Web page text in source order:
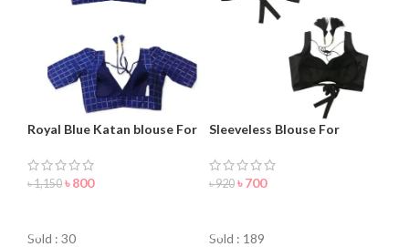
Royal Blue Katan blouse For
৳1,150 ৳800
Sold : 30
Sleeveless Blouse For
৳920 ৳700
Sold : 189